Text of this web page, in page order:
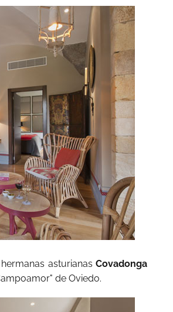
asturianas Covadonga
de Oviedo.